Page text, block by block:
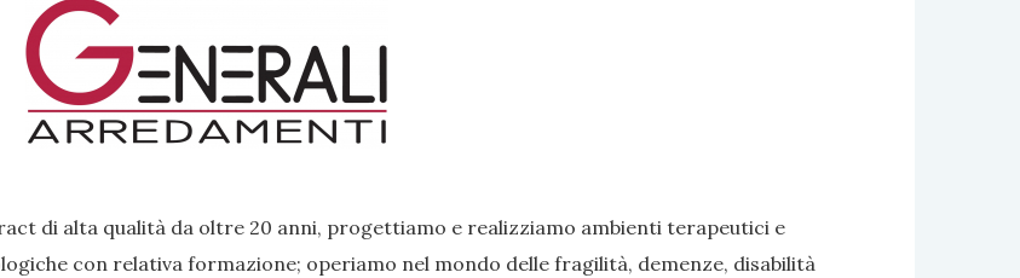
di alta qualità da oltre 20 anni, progettiamo e realizziamo ambienti terapeutici e
con relativa formazione; operiamo nel mondo delle fragilità, demenze, disabilità